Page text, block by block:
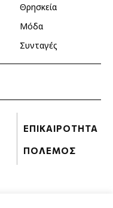
Θρησκεία
Μόδα
Συνταγές
ΕΠΙΚΑΙΡΟΤΗΤΑ
ΠΟΛΕΜΟΣ